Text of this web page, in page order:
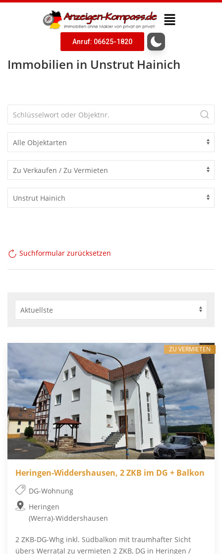
Anruf: 06625-1820
Immobilien in Unstrut Hainich
Suchformular zurücksetzen
Heringen-Widdershausen, 2 ZKB im DG + Balkon
DG-Wohnung
Heringen
(Werra)-Widdershausen
2 ZKB-DG-Whg inkl. Südbalkon mit traumhafter Sicht
übers Werratal zu vermieten 2 ZKB, DG in Heringen /
ZU VERMIETEN